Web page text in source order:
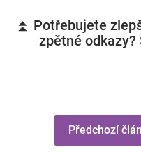
⏫ Potřebujete
zpětné odkazy?
Předchozí